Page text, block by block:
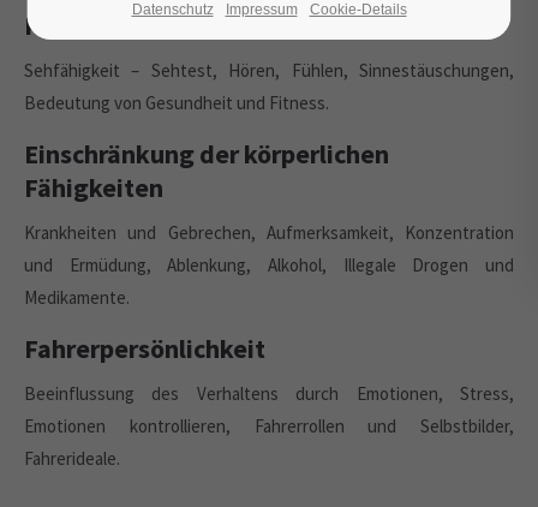
Körperliche Fähigkeiten
Sehfähigkeit – Sehtest, Hören, Fühlen, Sinnestäuschungen,
Bedeutung von Gesundheit und Fitness.
Einschränkung der körperlichen
Fähigkeiten
Krankheiten und Gebrechen, Aufmerksamkeit, Konzentration
und Ermüdung, Ablenkung, Alkohol, Illegale Drogen und
Medikamente.
Fahrerpersönlichkeit
Beeinflussung des Verhaltens durch Emotionen, Stress,
Emotionen kontrollieren, Fahrerrollen und Selbstbilder,
Fahrerideale.
Datenschutz Impressum Cookie-Details